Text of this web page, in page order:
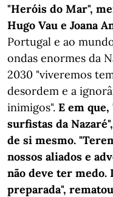
"Heróis do Mar",
Hugo Vau e Joana
Portugal e ao
ondas enormes da
2030 "viveremos
desordem e a
inimigos". E em que,
surfistas da
de si mesmo.
nossos aliados e
não deve ter medo.
preparada",